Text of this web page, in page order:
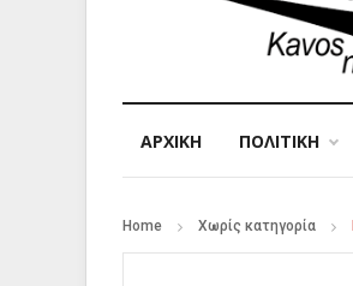
ΑΡΧΙΚΉ ΠΟΛΙΤΙΚΗ
Home Χωρίς κατηγορία